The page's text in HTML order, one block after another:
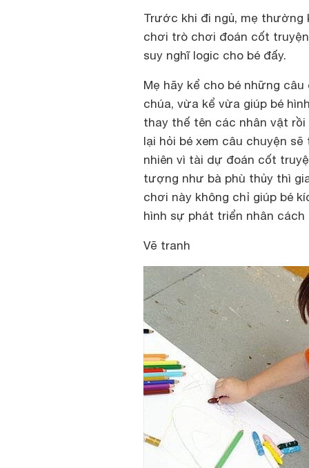
Trước khi đi ngủ, mẹ thường
chơi trò chơi đoán cốt
suy nghĩ logic cho bé đấy.
Mẹ hãy kể cho bé những
chúa, vừa kể vừa giúp bé
thay thế tên các nhân vật
lại hỏi bé xem câu chuyện
nhiên vì tài dự đoán cốt
tượng như bà phù thủy thì
chơi này không chỉ giúp bé
hình sự phát triển nhân cách
Vẽ tranh